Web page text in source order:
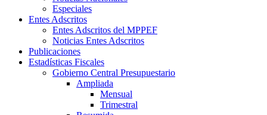
Especiales
Entes Adscritos
Entes Adscritos del MPPEF
Noticias Entes Adscritos
Publicaciones
Estadísticas Fiscales
Gobierno Central Presupuestario
Ampliada
Mensual
Trimestral